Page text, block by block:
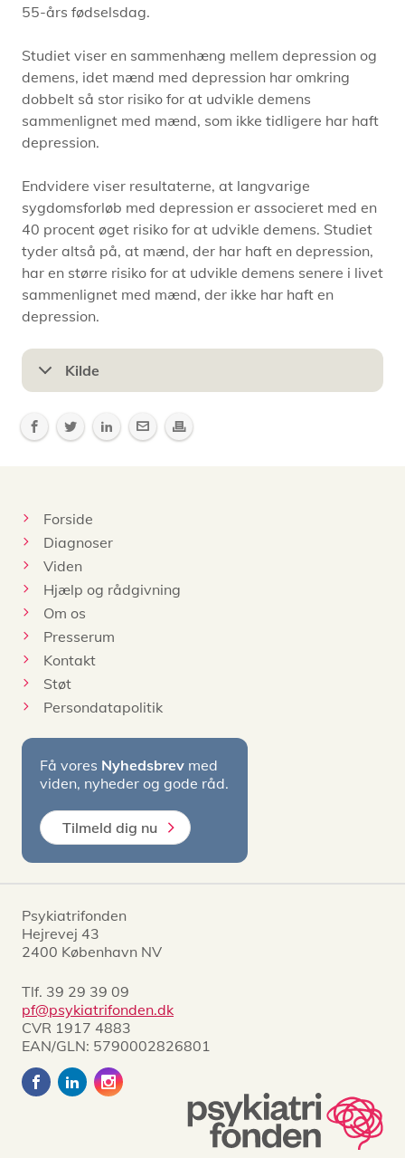
55-års fødselsdag.
Studiet viser en sammenhæng mellem depression og
demens, idet mænd med depression har omkring
dobbelt så stor risiko for at udvikle demens
sammenlignet med mænd, som ikke tidligere har haft
depression.
Endvidere viser resultaterne, at langvarige
sygdomsforløb med depression er associeret med en
40 procent øget risiko for at udvikle demens. Studiet
tyder altså på, at mænd, der har haft en depression,
har en større risiko for at udvikle demens senere i livet
sammenlignet med mænd, der ikke har haft en
depression.
Kilde
Forside
Diagnoser
Viden
Hjælp og rådgivning
Om os
Presserum
Kontakt
Støt
Persondatapolitik
Få vores Nyhedsbrev med
viden, nyheder og gode råd.
Tilmeld dig nu
Psykiatrifonden
Hejrevej 43
2400 København NV
Tlf. 39 29 39 09
pf@psykiatrifonden.dk
CVR 1917 4883
EAN/GLN: 5790002826801